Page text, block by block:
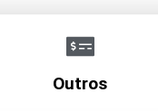
Outros